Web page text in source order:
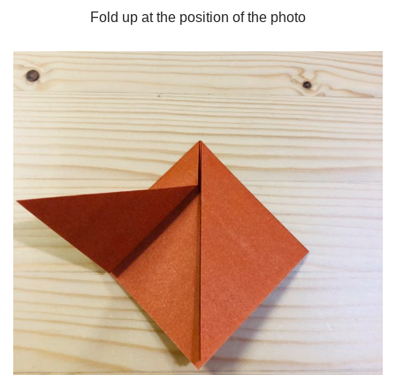
Fold up at the position of the photo